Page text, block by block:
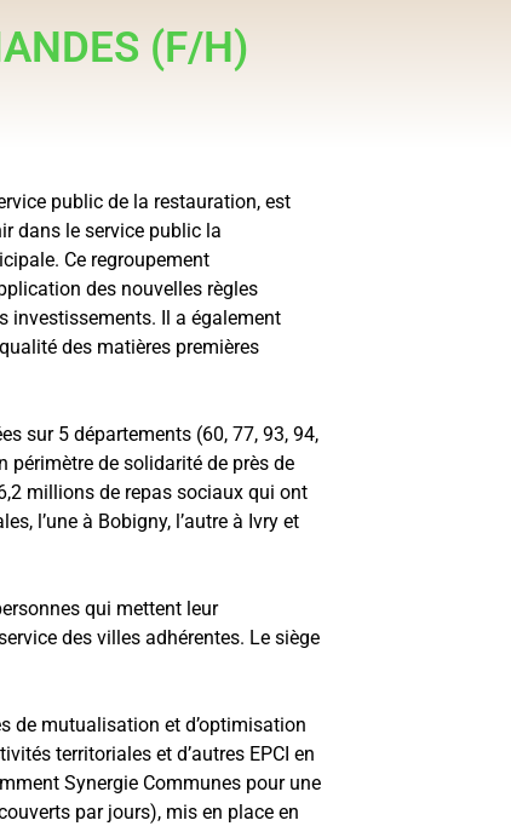
(F/H)
public de la restauration, est
dans le service public la
Ce regroupement
des nouvelles règles
investissements. Il a également
des matières premières
sur 5 départements (60, 77, 93, 94,
périmètre de solidarité de près de
millions de repas sociaux qui ont
l’une à Bobigny, l’autre à Ivry et
qui mettent leur
des villes adhérentes. Le siège
de mutualisation et d’optimisation
territoriales et d’autres EPCI en
Synergie Communes pour une
par jours), mis en place en